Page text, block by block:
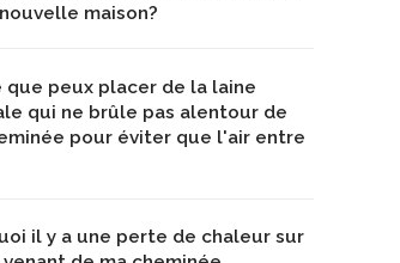
maison?
que peux placer de la laine
qui ne brûle pas alentour de
pour éviter que l'air entre
il y a une perte de chaleur sur